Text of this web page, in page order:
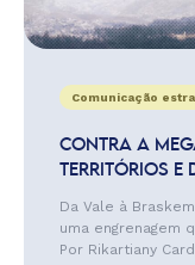
Comunicação
CONTRA A
TERRITÓRIOS E
Da Vale à
uma engrenagem
Por Rikartiany